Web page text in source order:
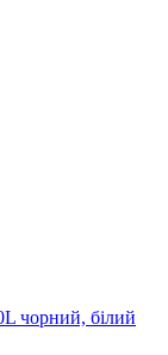
чорний, білий